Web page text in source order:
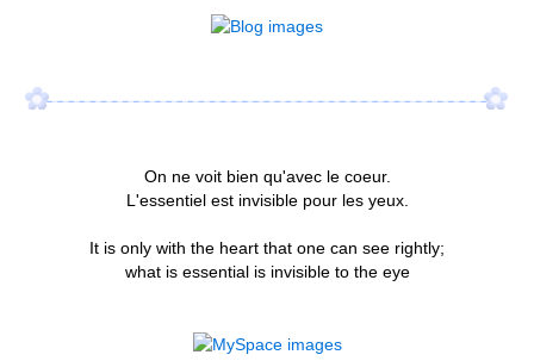
On ne voit bien qu'avec le coeur.
L'essentiel est invisible pour les yeux.
It is only with the heart that one can see rightly;
what is essential is invisible to the eye